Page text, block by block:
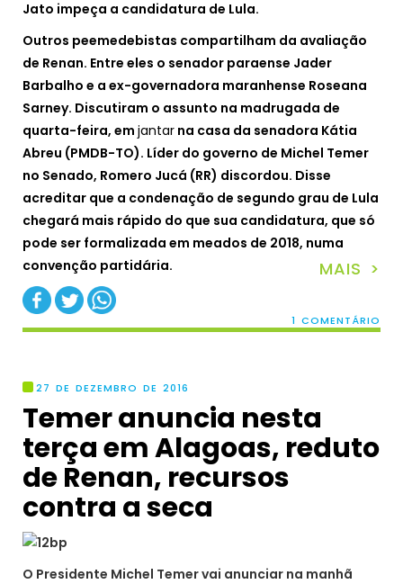
Jato impeça a candidatura de Lula.
Outros peemedebistas compartilham da avaliação
de Renan. Entre eles o senador paraense Jader
Barbalho e a ex-governadora maranhense Roseana
Sarney. Discutiram o assunto na madrugada de
quarta-feira, em jantar na casa da senadora Kátia
Abreu (PMDB-TO). Líder do governo de Michel Temer
no Senado, Romero Jucá (RR) discordou. Disse
acreditar que a condenação de segundo grau de Lula
chegará mais rápido do que sua candidatura, que só
pode ser formalizada em meados de 2018, numa
convenção partidária.
MAIS >
1 COMENTÁRIO
27 DE DEZEMBRO DE 2016
Temer anuncia nesta
terça em Alagoas, reduto
de Renan, recursos
contra a seca
O Presidente Michel Temer vai anunciar na manhã